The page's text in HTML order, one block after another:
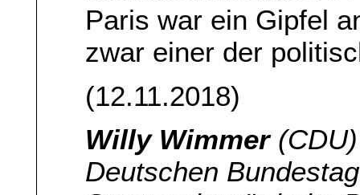
Paris war ein Gipfel
zwar einer der
(12.11.2018)
Willy Wimmer(CDU)
Deutschen